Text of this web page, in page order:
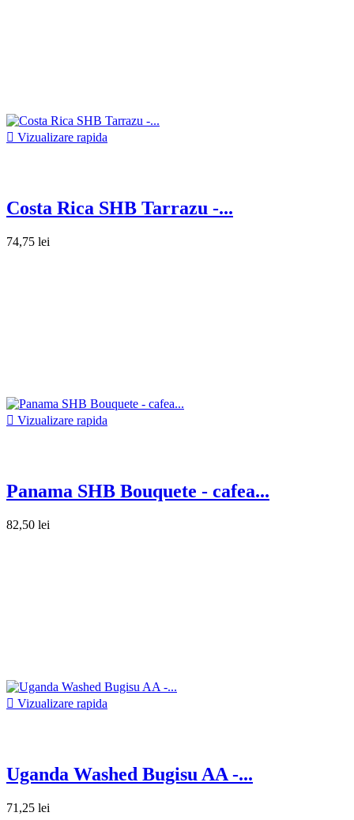
 Vizualizare rapida
Costa Rica SHB Tarrazu -...
74,75 lei
 Vizualizare rapida
Panama SHB Bouquete - cafea...
82,50 lei
 Vizualizare rapida
Uganda Washed Bugisu AA -...
71,25 lei